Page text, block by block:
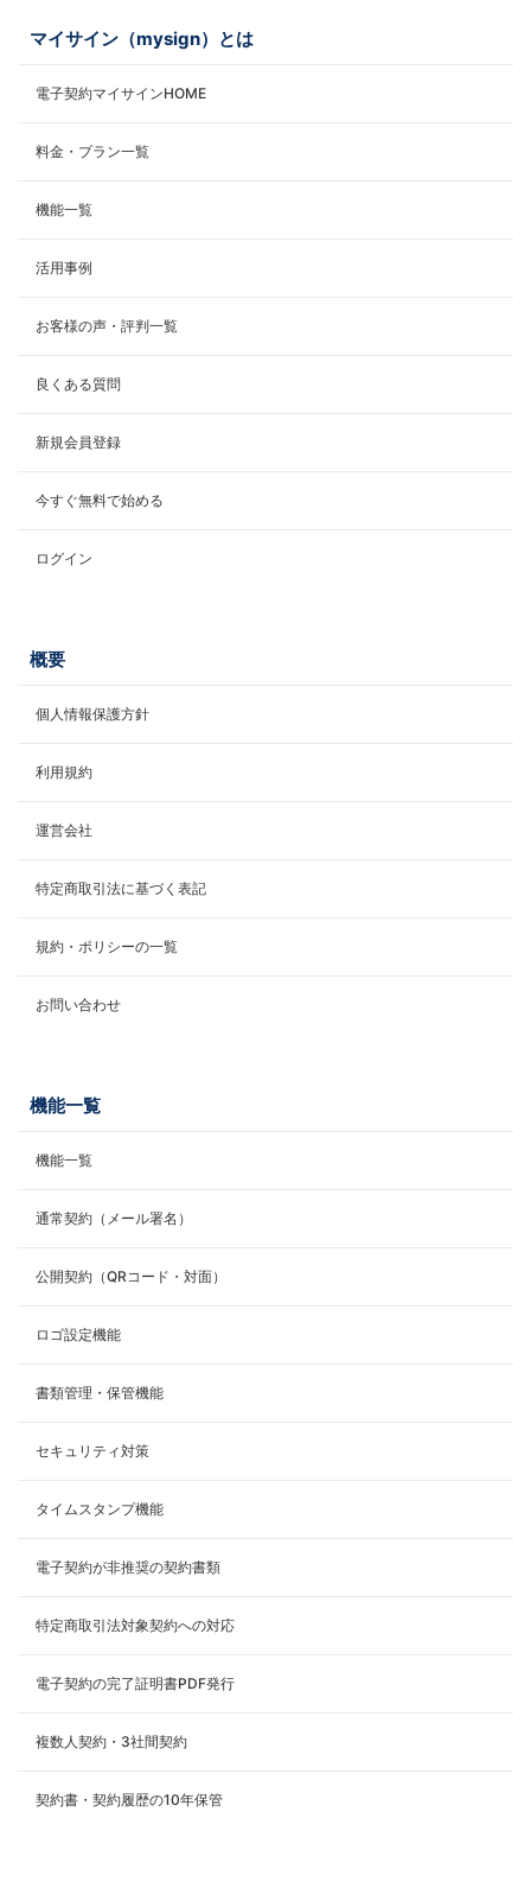
マイサイン（mysign）とは
電子契約マイサインHOME
料金・プラン一覧
機能一覧
活用事例
お客様の声・評判一覧
良くある質問
新規会員登録
今すぐ無料で始める
ログイン
概要
個人情報保護方針
利用規約
運営会社
特定商取引法に基づく表記
規約・ポリシーの一覧
お問い合わせ
機能一覧
機能一覧
通常契約（メール署名）
公開契約（QRコード・対面）
ロゴ設定機能
書類管理・保管機能
セキュリティ対策
タイムスタンプ機能
電子契約が非推奨の契約書類
特定商取引法対象契約への対応
電子契約の完了証明書PDF発行
複数人契約・3社間契約
契約書・契約履歴の10年保管